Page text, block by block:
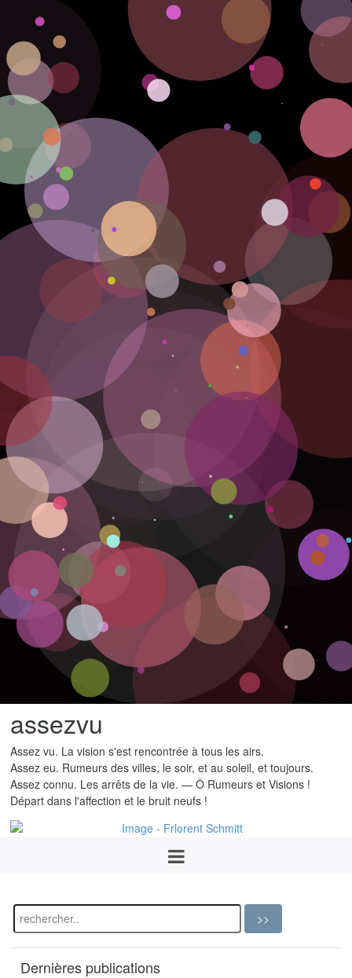
assezvu
Assez vu. La vision s'est rencontrée à tous les airs.
Assez eu. Rumeurs des villes, le soir, et au soleil, et toujours.
Assez connu. Les arrêts de la vie. — Ô Rumeurs et Visions !
Départ dans l'affection et le bruit neufs !
Dernières publications